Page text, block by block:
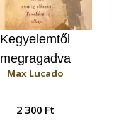
Kegyelemtől
megragadva
Max Lucado
2 300 Ft